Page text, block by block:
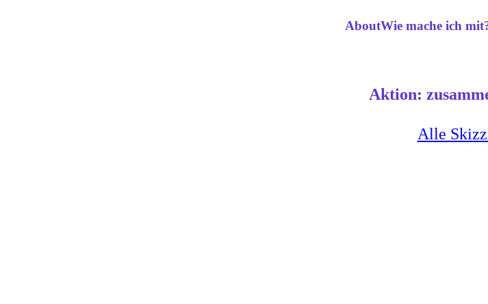
AboutWie mache ich
Aktion:
Alle